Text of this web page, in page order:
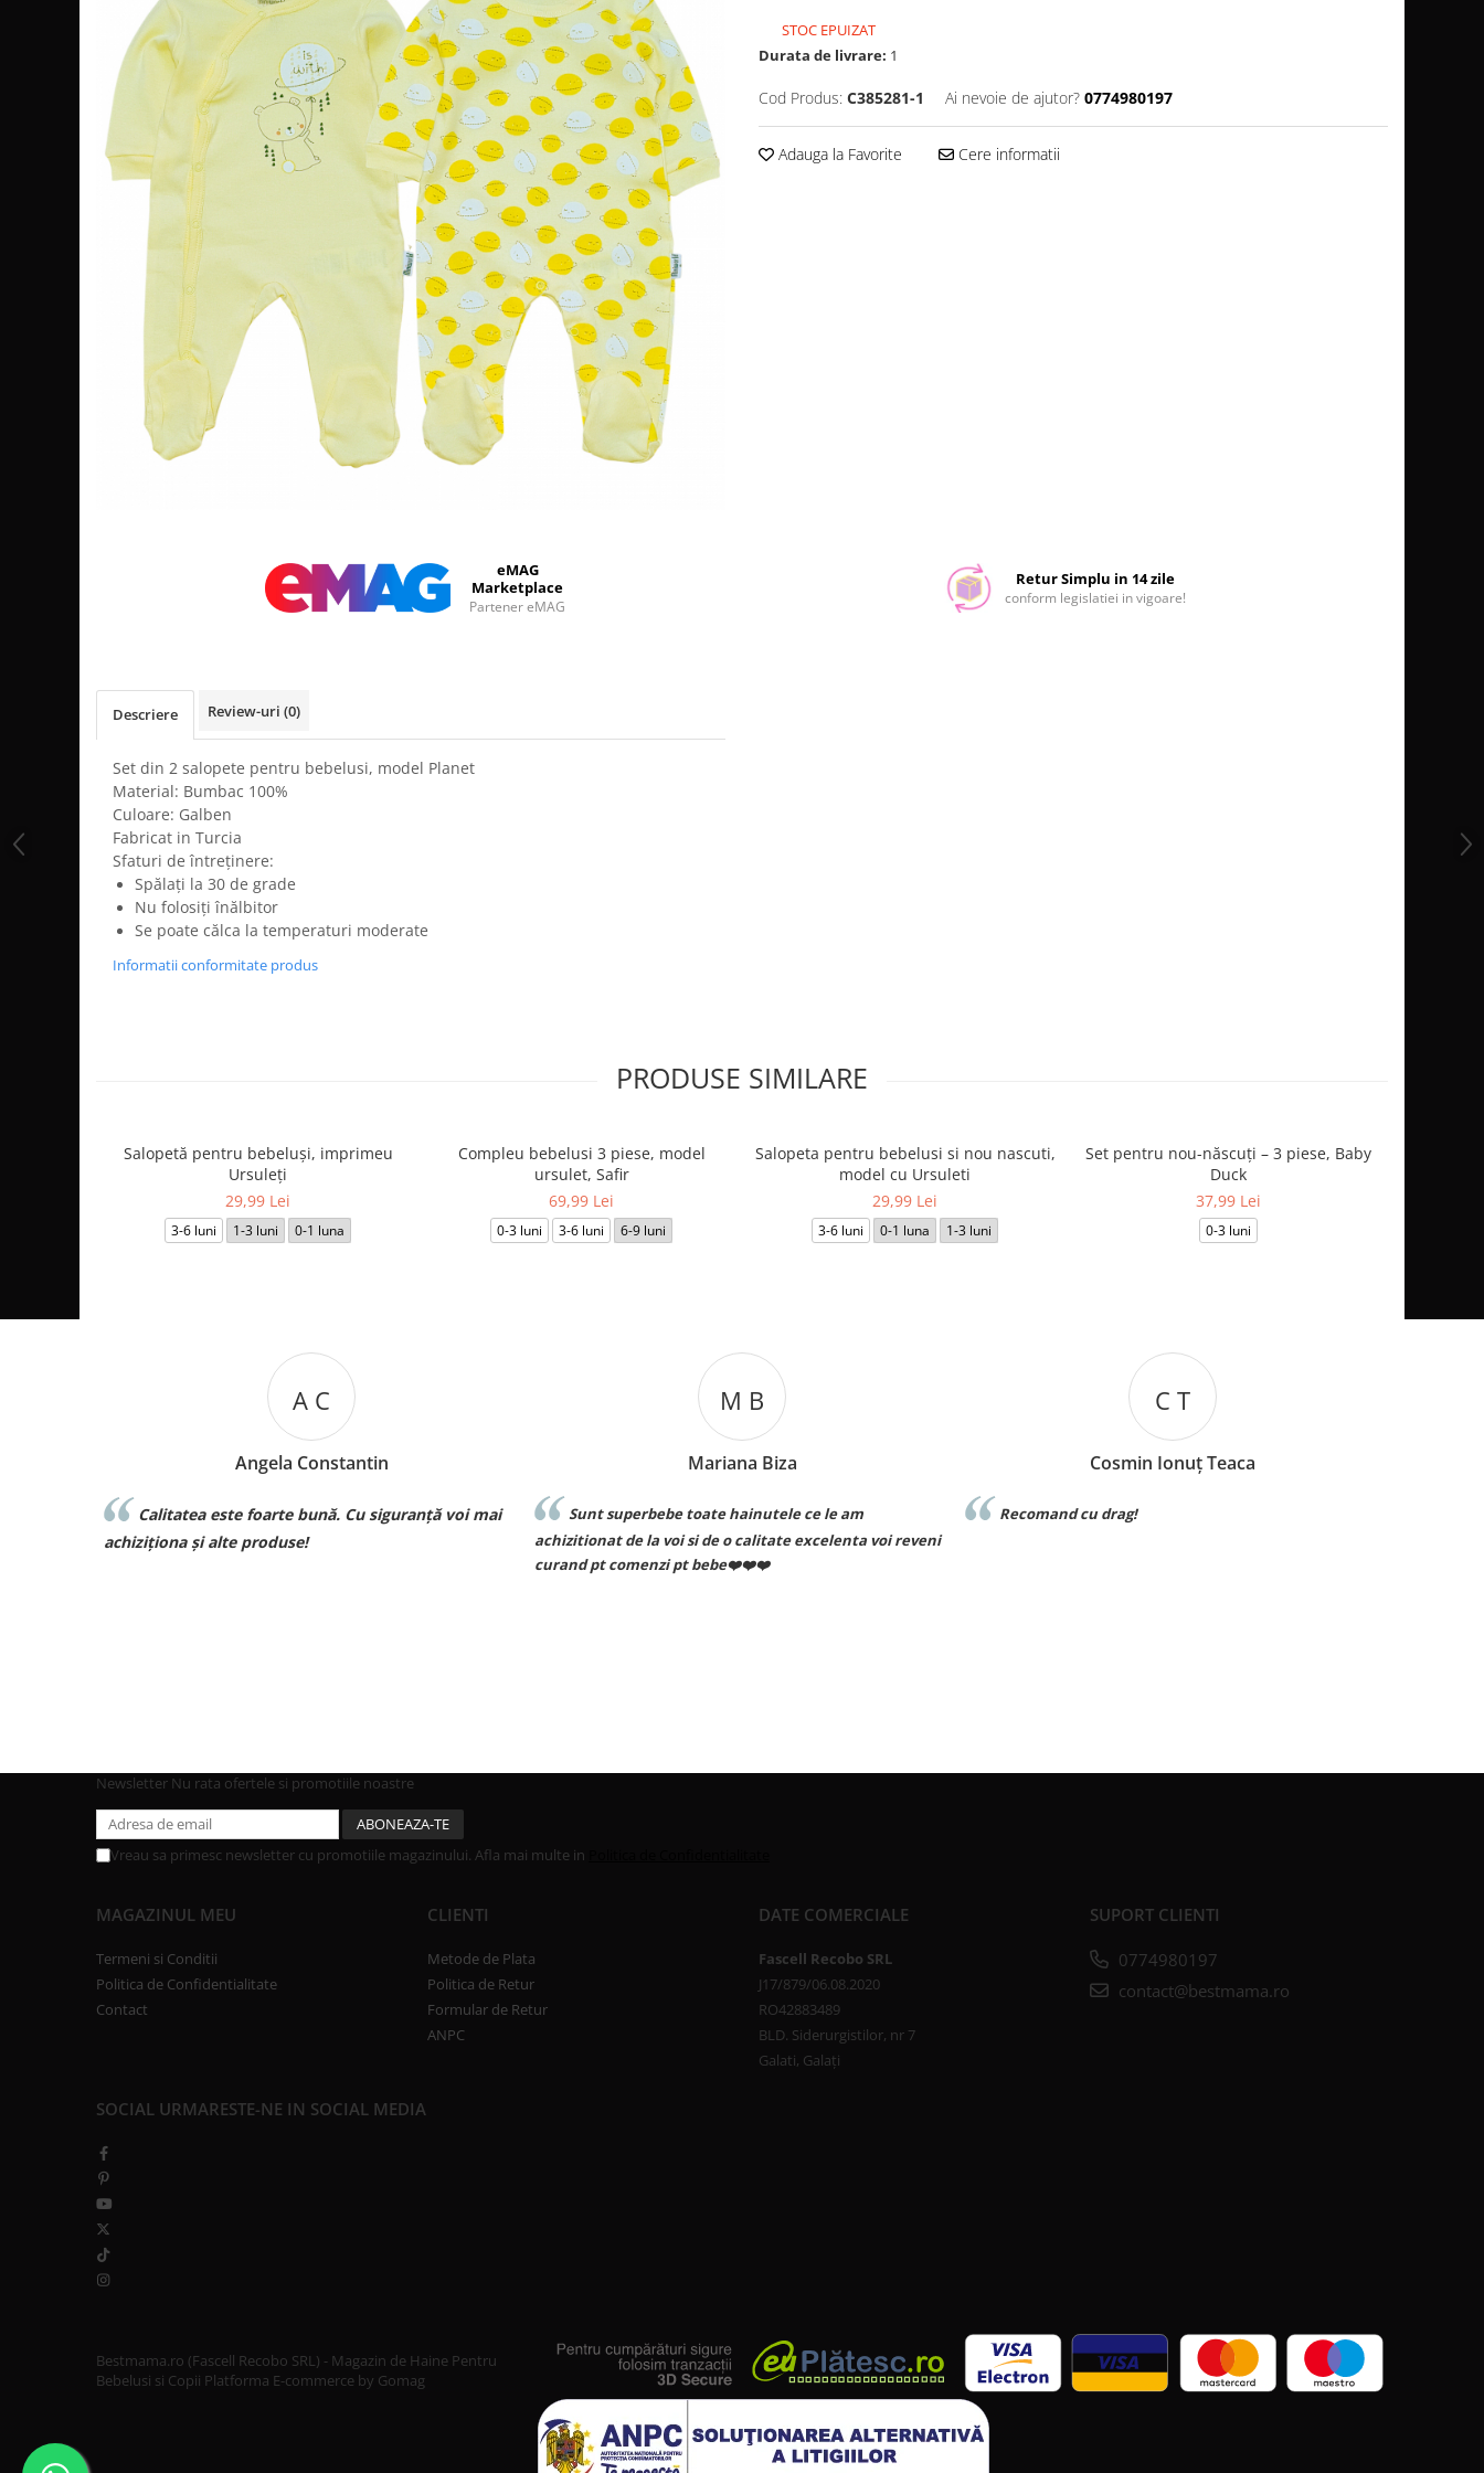
Facebook
STOC EPUIZAT
Durata de livrare: 1
Cod Produs: C385281-1 Ai nevoie de ajutor? 0774980197
Adauga la Favorite Cere informatii
eMAG
Marketplace
Partener eMAG
Retur Simplu in 14 zile
conform legislatiei in vigoare!
Descriere Review-uri (0)
Set din 2 salopete pentru bebelusi, model Planet
Material: Bumbac 100%
Culoare: Galben
Fabricat in Turcia
Sfaturi de întreținere:
Spălați la 30 de grade
Nu folosiți înălbitor
Se poate călca la temperaturi moderate
Informatii conformitate produs
PRODUSE SIMILARE
Salopetă pentru bebeluși, imprimeu
Ursuleți
29,99 Lei
3-6 luni 1-3 luni 0-1 luna
Compleu bebelusi 3 piese, model
ursulet, Safir
69,99 Lei
0-3 luni 3-6 luni 6-9 luni
Salopeta pentru bebelusi si nou nascuti,
model cu Ursuleti
29,99 Lei
3-6 luni 0-1 luna 1-3 luni
Set pentru nou-născuți – 3 piese, Baby
Duck
37,99 Lei
0-3 luni
A C
Angela Constantin
Calitatea este foarte bună. Cu siguranță voi mai
achiziționa și alte produse!
M B
Mariana Biza
Sunt superbebe toate hainutele ce le am
achizitionat de la voi si de o calitate excelenta voi reveni
curand pt comenzi pt bebe❤️❤️❤️
C T
Cosmin Ionuț Teaca
Recomand cu drag!
Newsletter Nu rata ofertele si promotiile noastre
Vreau sa primesc newsletter cu promotiile magazinului. Afla mai multe in
MAGAZINUL MEU
Termeni si Conditii
Politica de Confidentialitate
Contact
CLIENTI
Metode de Plata
Politica de Retur
Formular de Retur
ANPC
DATE COMERCIALE
Fascell Recobo SRL
J17/879/06.08.2020
RO42883489
BLD. Siderurgistilor, nr 7
Galati, Galați
SUPORT CLIENTI
0774980197
contact@bestmama.ro
SOCIAL URMARESTE-NE IN SOCIAL MEDIA
Bestmama.ro (Fascell Recobo SRL) - Magazin de Haine Pentru
Bebelusi si Copii Platforma E-commerce by Gomag